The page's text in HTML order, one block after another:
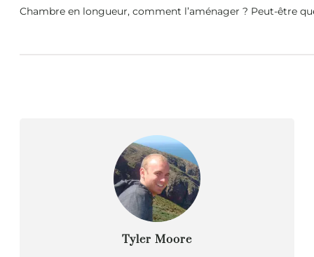
Chambre en longueur, comment l’aménager ? Peut-être
Tyler Moore